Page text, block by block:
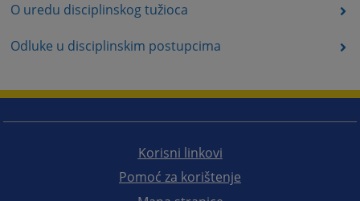
O uredu disciplinskog tužioca
Odluke u disciplinskim postupcima
Korisni linkovi
Pomoć za korištenje